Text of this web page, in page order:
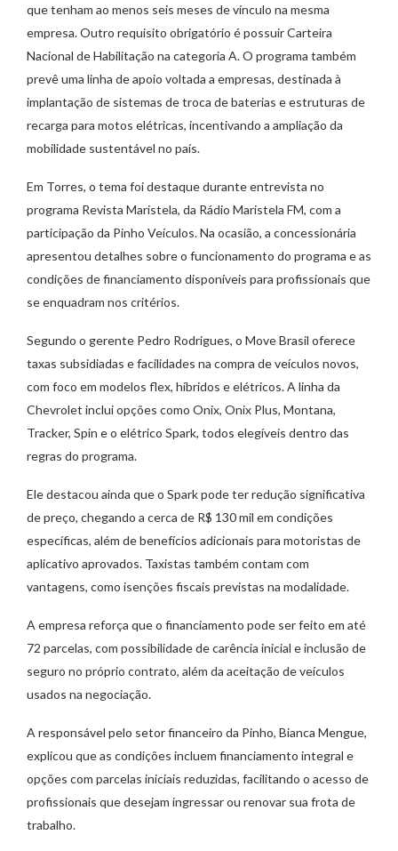
que tenham ao menos seis meses de vínculo na mesma
empresa. Outro requisito obrigatório é possuir Carteira
Nacional de Habilitação na categoria A. O programa também
prevê uma linha de apoio voltada a empresas, destinada à
implantação de sistemas de troca de baterias e estruturas de
recarga para motos elétricas, incentivando a ampliação da
mobilidade sustentável no país.
Em Torres, o tema foi destaque durante entrevista no
programa Revista Maristela, da Rádio Maristela FM, com a
participação da Pinho Veículos. Na ocasião, a concessionária
apresentou detalhes sobre o funcionamento do programa e as
condições de financiamento disponíveis para profissionais que
se enquadram nos critérios.
Segundo o gerente Pedro Rodrigues, o Move Brasil oferece
taxas subsidiadas e facilidades na compra de veículos novos,
com foco em modelos flex, híbridos e elétricos. A linha da
Chevrolet inclui opções como Onix, Onix Plus, Montana,
Tracker, Spin e o elétrico Spark, todos elegíveis dentro das
regras do programa.
Ele destacou ainda que o Spark pode ter redução significativa
de preço, chegando a cerca de R$ 130 mil em condições
específicas, além de benefícios adicionais para motoristas de
aplicativo aprovados. Taxistas também contam com
vantagens, como isenções fiscais previstas na modalidade.
A empresa reforça que o financiamento pode ser feito em até
72 parcelas, com possibilidade de carência inicial e inclusão de
seguro no próprio contrato, além da aceitação de veículos
usados na negociação.
A responsável pelo setor financeiro da Pinho, Bianca Mengue,
explicou que as condições incluem financiamento integral e
opções com parcelas iniciais reduzidas, facilitando o acesso de
profissionais que desejam ingressar ou renovar sua frota de
trabalho.